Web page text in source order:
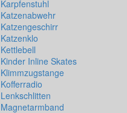
Karpfenstuhl
Katzenabwehr
Katzengeschirr
Katzenklo
Kettlebell
Kinder Inline Skates
Klimmzugstange
Kofferradio
Lenkschlitten
Magnetarmband